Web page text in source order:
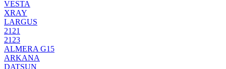
VESTA
XRAY
LARGUS
2121
2123
ALMERA G15
ARKANA
DATSUN